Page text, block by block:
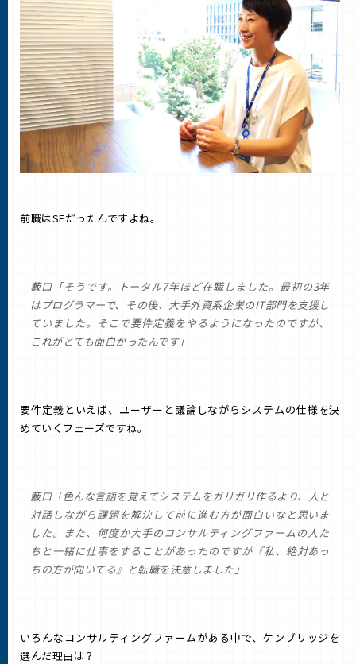
前職はSEだったんですよね。
藪口「そうです。トータル7年ほど在職しました。最初の3年
はプログラマーで、その後、大手外資系企業のIT部門を支援し
ていました。そこで要件定義をやるようになったのですが、
これがとても面白かったんです」
要件定義といえば、ユーザーと議論しながらシステムの仕様を決
めていくフェーズですね。
藪口「色んな言語を覚えてシステムをガリガリ作るより、人と
対話しながら課題を解決して前に進む方が面白いなと思いま
した。また、何度か大手のコンサルティングファームの人た
ちと一緒に仕事をすることがあったのですが『私、絶対あっ
ちの方が向いてる』と転職を決意しました」
いろんなコンサルティングファームがある中で、ケンブリッジを
選んだ理由は？